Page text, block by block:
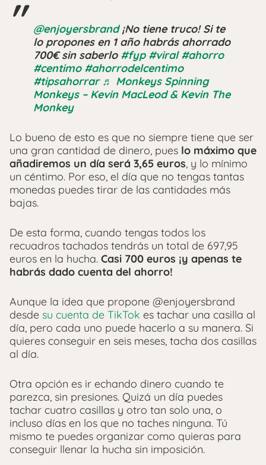
@enjoyersbrand¡No tiene truco! Si te
lo propones en 1 año habrás ahorrado
700€ sin saberlo #fyp #viral #ahorro
#centimo #ahorrodelcentimo
#tipsahorrar ♬ Monkeys Spinning
Monkeys – Kevin MacLeod & Kevin The
Monkey
Lo bueno de esto es que no siempre tiene que ser
una gran cantidad de dinero, pues lo máximo que
añadiremos un día será 3,65 euros, y lo mínimo
un céntimo. Por eso, el día que no tengas tantas
monedas puedes tirar de las cantidades más
bajas.
De esta forma, cuando tengas todos los
recuadros tachados tendrás un total de 697,95
euros en la hucha. Casi 700 euros ¡y apenas te
habrás dado cuenta del ahorro!
Aunque la idea que propone @enjoyersbrand
desde su cuenta de TikTok es tachar una casilla al
día, pero cada uno puede hacerlo a su manera. Si
quieres conseguir en seis meses, tacha dos casillas
al día.
Otra opción es ir echando dinero cuando te
parezca, sin presiones. Quizá un día puedes
tachar cuatro casillas y otro tan solo una, o
incluso días en los que no taches ninguna. Tú
mismo te puedes organizar como quieras para
conseguir llenar la hucha sin imposición.